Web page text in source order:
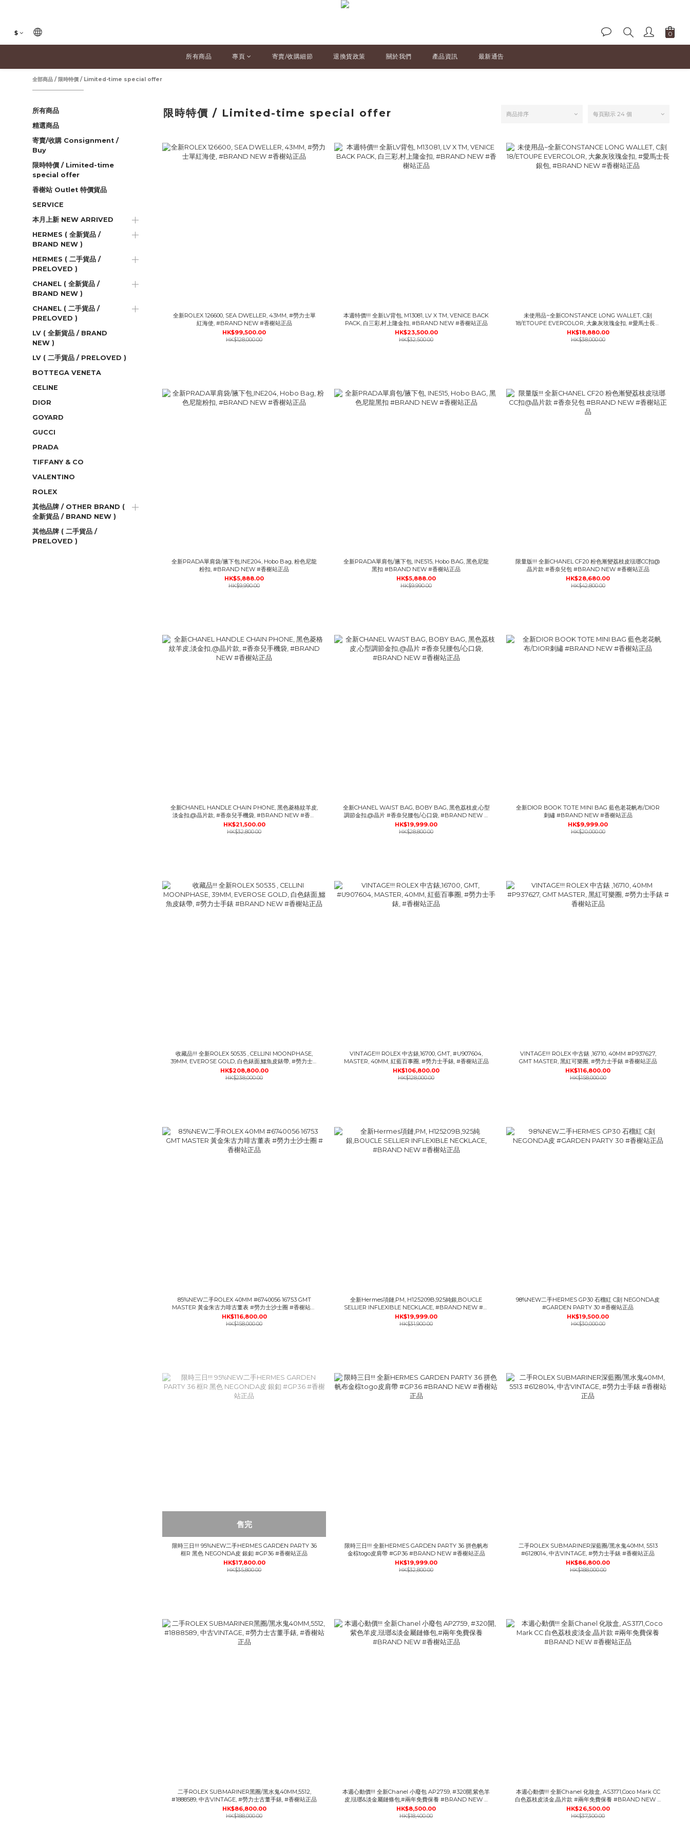
$
所有商品 專頁 寄賣/收購細節 退換貨政策 關於我們 產品資訊 最新通告
全部商品 /限時特價 / Limited-time special offer
所有商品
精選商品
寄賣/收購 Consignment /
Buy
限時特價 / Limited-time
special offer
香榭站 Outlet 特價貨品
SERVICE
本月上新 NEW ARRIVED
HERMES ( 全新貨品 /
BRAND NEW )
HERMES ( 二手貨品 /
PRELOVED )
CHANEL ( 全新貨品 /
BRAND NEW )
CHANEL ( 二手貨品 /
PRELOVED )
LV ( 全新貨品 / BRAND
NEW )
LV ( 二手貨品 / PRELOVED )
BOTTEGA VENETA
CELINE
DIOR
GOYARD
GUCCI
PRADA
TIFFANY & CO
VALENTINO
ROLEX
其他品牌 / OTHER BRAND (
全新貨品 / BRAND NEW )
其他品牌 ( 二手貨品 /
PRELOVED )
限時特價 / Limited-time special offer 商品排序 每頁顯示 24 個
全新ROLEX 126600, SEA DWELLER, 43MM, #勞力士單
紅海使, #BRAND NEW #香榭站正品
HK$99,500.00
HK$128,000.00
本週特價!!! 全新LV背包, M13081, LV X TM, VENICE BACK
PACK, 白三彩,村上隆金扣, #BRAND NEW #香榭站正品
HK$23,500.00
HK$32,500.00
未使用品~全新CONSTANCE LONG WALLET, C刻
18/ETOUPE EVERCOLOR, 大象灰玫瑰金扣, #愛馬士長銀
包, #BRAND NEW #香榭站正品
HK$18,880.00
HK$38,000.00
全新PRADA單肩袋/腋下包,INE204, Hobo Bag, 粉色尼龍
粉扣, #BRAND NEW #香榭站正品
HK$5,888.00
HK$9,990.00
全新PRADA單肩包/腋下包, INE515, Hobo BAG, 黑色尼龍
黑扣 #BRAND NEW #香榭站正品
HK$5,888.00
HK$9,990.00
限量版!!! 全新CHANEL CF20 粉色漸變荔枝皮琺瑯CC扣@
晶片款 #香奈兒包 #BRAND NEW #香榭站正品
HK$28,680.00
HK$42,800.00
全新CHANEL HANDLE CHAIN PHONE, 黑色菱格紋羊皮,
淡金扣,@晶片款, #香奈兒手機袋, #BRAND NEW #香榭
站正品
HK$21,500.00
HK$32,800.00
全新CHANEL WAIST BAG, BOBY BAG, 黑色荔枝皮,心型
調節金扣,@晶片 #香奈兒腰包/心口袋, #BRAND NEW #
香榭站正品
HK$19,999.00
HK$28,800.00
全新DIOR BOOK TOTE MINI BAG 藍色老花帆布/DIOR
刺繡 #BRAND NEW #香榭站正品
HK$9,999.00
HK$20,000.00
收藏品!!! 全新ROLEX 50535 , CELLINI MOONPHASE,
39MM, EVEROSE GOLD, 白色錶面,鱷魚皮錶帶, #勞力士手
錶 #BRAND NEW #香榭站正品
HK$208,800.00
HK$238,000.00
VINTAGE!!! ROLEX 中古錶,16700, GMT, #U907604,
MASTER, 40MM, 紅藍百事圈, #勞力士手錶, #香榭站正品
HK$106,800.00
HK$128,000.00
VINTAGE!!! ROLEX 中古錶 ,16710, 40MM #P937627,
GMT MASTER, 黑紅可樂圈, #勞力士手錶 #香榭站正品
HK$116,800.00
HK$158,000.00
85%NEW二手ROLEX 40MM #6740056 16753 GMT
MASTER 黃金朱古力啡古董表 #勞力士沙士圈 #香榭站正
品
HK$116,800.00
HK$158,000.00
全新Hermes項鏈,PM, H125209B,925純銀,BOUCLE
SELLIER INFLEXIBLE NECKLACE, #BRAND NEW #香
榭站正品
HK$19,999.00
HK$31,900.00
98%NEW二手HERMES GP30 石榴紅 C刻 NEGONDA皮
#GARDEN PARTY 30 #香榭站正品
HK$19,500.00
HK$30,000.00
售完
限時三日!!! 95%NEW二手HERMES GARDEN PARTY 36
框R 黑色 NEGONDA皮 銀釦 #GP36 #香榭站正品
HK$17,800.00
HK$35,800.00
限時三日!!! 全新HERMES GARDEN PARTY 36 拼色帆布
金棕togo皮肩帶 #GP36 #BRAND NEW #香榭站正品
HK$19,999.00
HK$32,800.00
二手ROLEX SUBMARINER深藍圈/黑水鬼40MM, 5513
#6128014, 中古VINTAGE, #勞力士手錶 #香榭站正品
HK$86,800.00
HK$188,000.00
二手ROLEX SUBMARINER黑圈/黑水鬼40MM,5512,
#1888589, 中古VINTAGE, #勞力士古董手錶, #香榭站正品
HK$86,800.00
HK$188,000.00
本週心動價!!! 全新Chanel 小廢包 AP2759, #320開,紫色羊
皮,琺瑯&淡金屬鏈條包,#兩年免費保養 #BRAND NEW #
香榭站正品
HK$8,500.00
HK$18,400.00
本週心動價!!! 全新Chanel 化妝盒, AS3171,Coco Mark CC
白色荔枝皮淡金,晶片款 #兩年免費保養 #BRAND NEW #
香榭站正品
HK$26,500.00
HK$37,300.00